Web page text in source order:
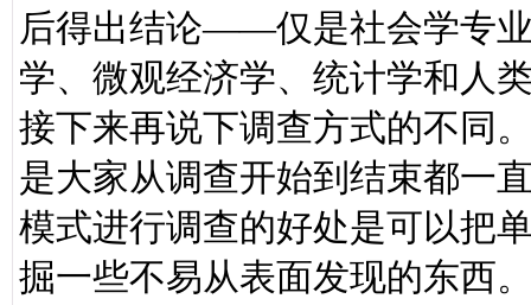
后得出结论——仅是社会学专
学、微观经济学、统计学和人
接下来再说下调查方式的不同
是大家从调查开始到结束都一
模式进行调查的好处是可以把
掘一些不易从表面发现的东西